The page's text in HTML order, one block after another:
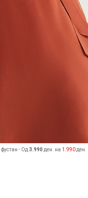
фустан - Од3.990 ден. на 1.990ден.